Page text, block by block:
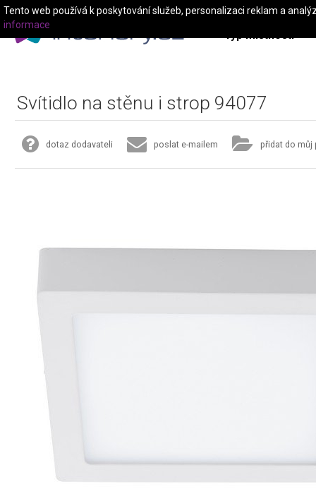
Typ místnosti
Svítidlo na stěnu i strop 94077
dotaz dodavateli poslat e-mailem přidat do můj
Tento web používá k poskytování služeb, personalizaci reklam a
informace